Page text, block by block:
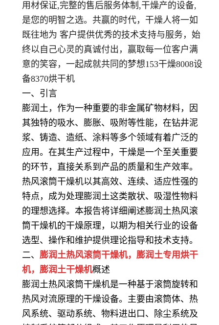
用材保证,完整的售后服务体制,干燥产的设备,
是您的明智之选。共赢的时代，干燥人将一如
既往地为 客户提供优秀的技术支持与服务，始
终以自己心灵的真诚付出，赢取每一位客户满
意的笑容，一起成就共同的梦想153干燥8008设
备8370烘干机
一、引言
膨润土，作为一种重要的非金属矿物材料，因
其独特的吸水、膨胀、吸附等性能，在钻井泥
浆、铸造、造纸、涂料等多个领域有着广泛的
应用。在其生产过程中，干燥是一个至关重要
的环节，直接关系到产品的质量和生产效率。
热风滚筒干燥机以其高效、连续、适应性强的
特点，成为处理膨润土这类散状、吸湿性物料
的理想选择。本报告将详细阐述膨润土热风滚
筒干燥机的干燥原理，以期为相关行业的设备
选型、操作和维护提供理论指导和技术支持。
二、 膨润土热风滚筒干燥机，膨润土专用烘干
机， 膨润土干燥机概述
膨润土热风滚筒干燥机是一种基于滚筒旋转和
热风对流原理的干燥设备。主要由滚筒体、热
风系统、驱动系统、物料进出口、除尘系统及